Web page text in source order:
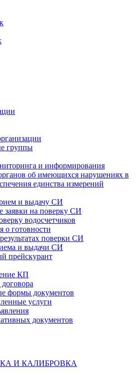
группы
и информирования
об имеющихся нарушениях в
единства измерений
и выдачу СИ
заявки на поверку СИ
водосчетчиков
о готовности
поверки СИ
и выдачи СИ
прейскурант
КП
формы документов
услуги
документов
И КАЛИБРОВКА